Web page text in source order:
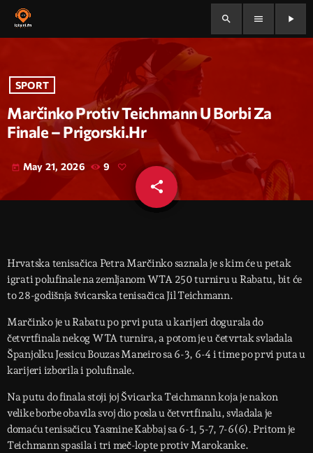
search menu play_arrow
SPORT
Marčinko Protiv Teichmann U Borbi Za
Finale – Prigorski.hr
today May 21, 2026 9
share
email
Hrvatska tenisačica Petra Marčinko saznala je s kim će u petak
igrati polufinale na zemljanom WTA 250 turniru u Rabatu, bit će
to 28-godišnja švicarska tenisačica Jil Teichmann.
Marčinko je u Rabatu po prvi puta u karijeri dogurala do
četvrtfinala nekog WTA turnira, a potom je u četvrtak svladala
Španjolku Jessicu Bouzas Maneiro sa 6-3, 6-4 i time po prvi puta u
karijeri izborila i polufinale.
Na putu do finala stoji joj Švicarka Teichmann koja je nakon
velike borbe obavila svoj dio posla u četvrtfinalu, svladala je
domaću tenisačicu Yasmine Kabbaj sa 6-1, 5-7, 7-6(6). Pritom je
Teichmann spasila i tri meč-lopte protiv Marokanke.